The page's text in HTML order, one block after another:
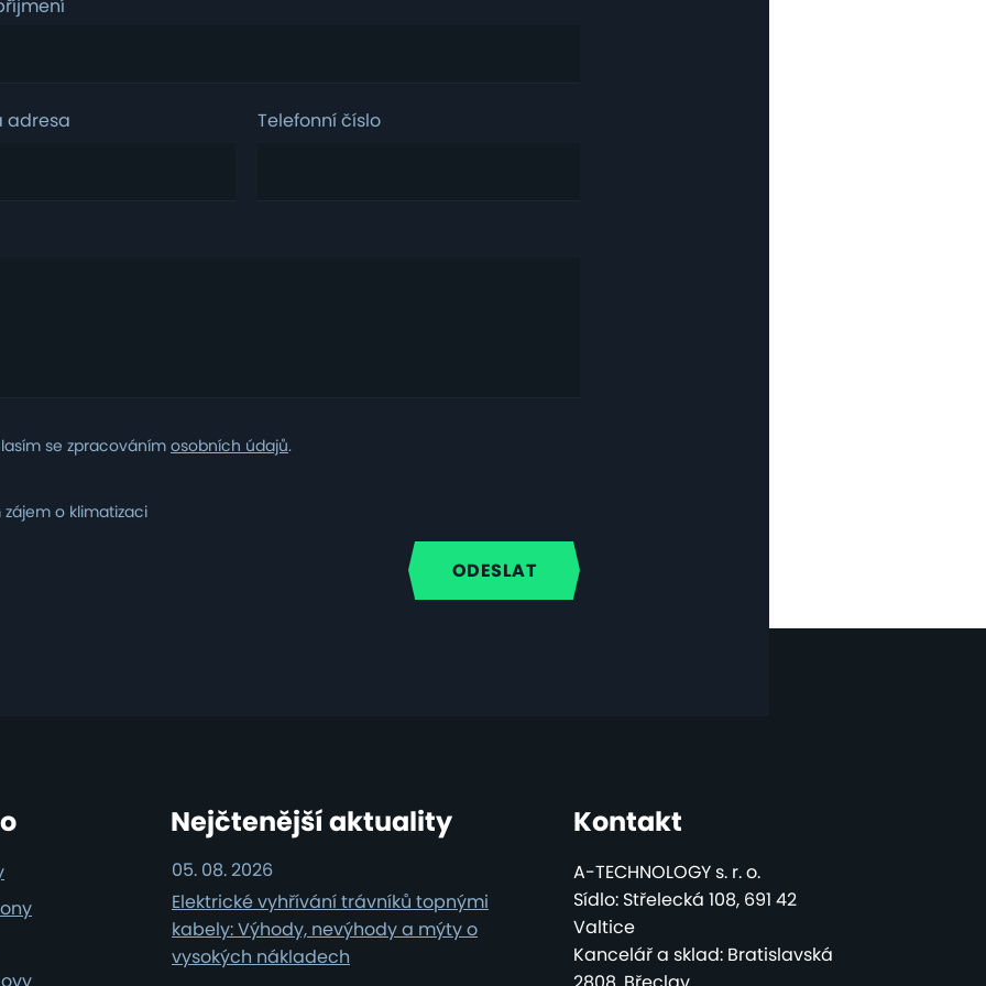
adresa Telefonní číslo
se zpracovánímosobních údajů.
zájem o klimatizaci
Nejčtenější aktuality
Elektrické vyhřívání trávníků topnými
kabely: Výhody, nevýhody a mýty o
vysokých nákladech
05. 08. 2026
Kontakt
A-TECHNOLOGY s. r. o.
Sídlo: Střelecká 108, 691 42
Valtice
Kancelář a sklad: Bratislavská